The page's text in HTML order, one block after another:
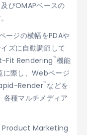
びOMAPベースの
ージの横幅をPDAや
ズに自動調節して
Fit Rendering™機能
に際し、Webページ
Render™などを
種マルチメディア
Marketing